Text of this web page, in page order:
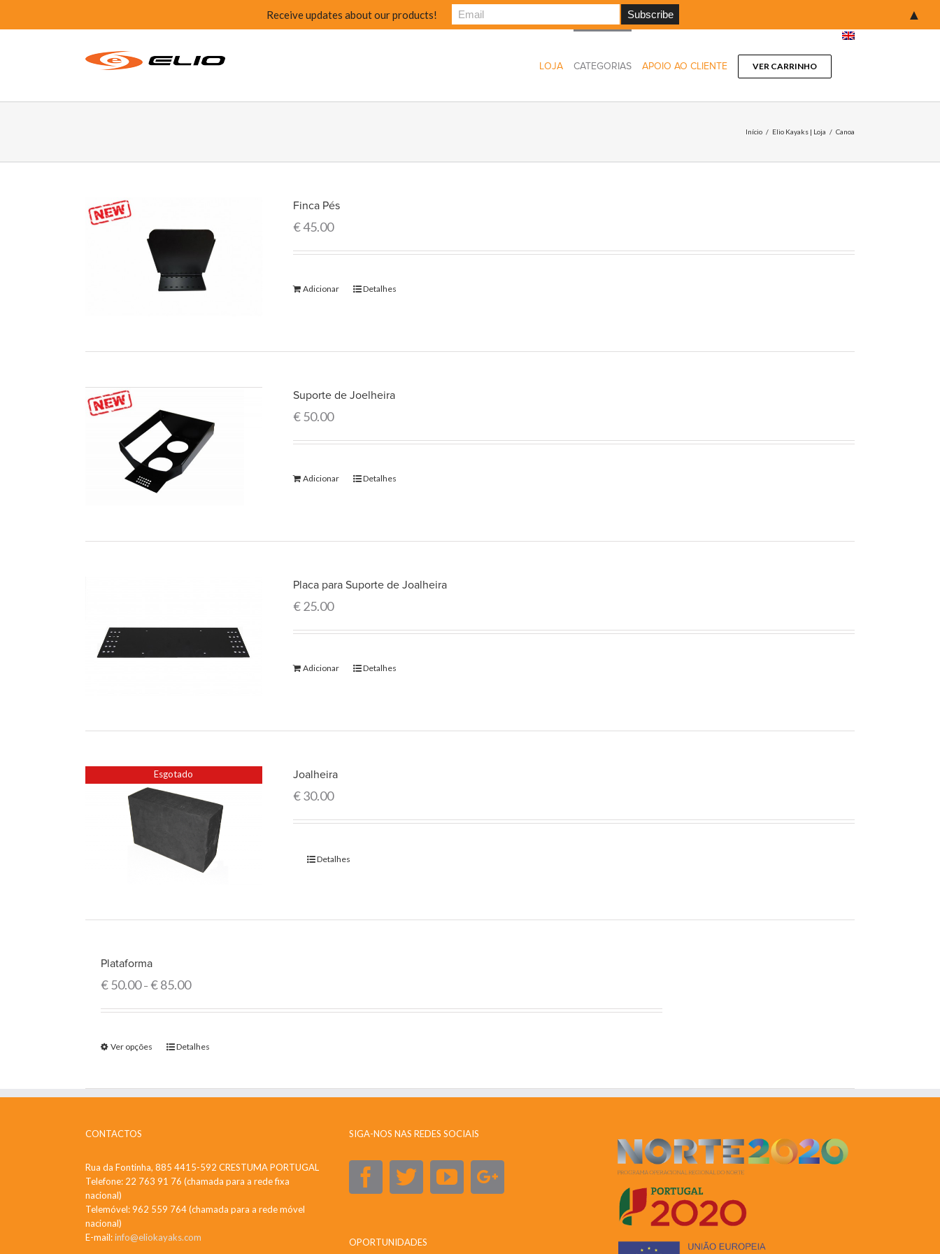
LOJA CATEGORIAS APOIO AO CLIENTE VER CARRINHO
Início / Elio Kayaks | Loja / Canoa
Finca Pés
€45.00
Adicionar Detalhes
Suporte de Joelheira
€50.00
Adicionar Detalhes
Placa para Suporte de Joalheira
€25.00
Adicionar Detalhes
Esgotado Joalheira
€30.00
Detalhes
Plataforma
€50.00–€85.00
Ver opções Detalhes
CONTACTOS
Rua da Fontinha, 885 4415-592 CRESTUMA PORTUGAL
Telefone: 22 763 91 76 (chamada para a rede fixa
nacional)
Telemóvel: 962 559 764 (chamada para a rede móvel
nacional)
E-mail:info@eliokayaks.com
SIGA-NOS NAS REDES SOCIAIS
OPORTUNIDADES
Receive updates about our products! ▲